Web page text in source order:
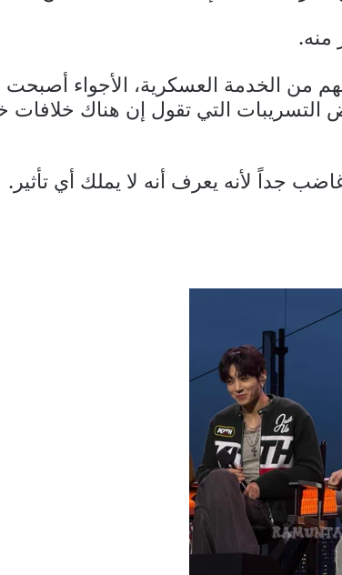
من الخدمة العسكرية، الأجواء أصبحت
التسريبات التي تقول إن هناك خلافات